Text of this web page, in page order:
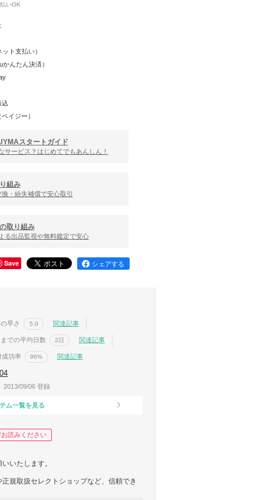
いOK
ット支払い）
かんたん決済）
込
イジー）
スタートガイド
サービス？はじめてでもあんしん！
組み
・紛失補償で安心取引
取り組み
る出品監視や無料鑑定で安心
Save シェアする
早さ 5.0 関連記事
での平均日数 2日 関連記事
成功率 96% 関連記事
2013/09/06 登録
ム一覧を見る
読みください
いたします。
規取扱セレクトショップなど、信頼でき